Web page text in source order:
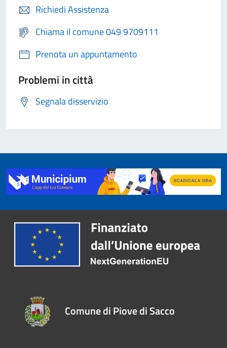
Richiedi Assistenza
Chiama il comune 049 9709111
Prenota un appuntamento
Problemi in città
Segnala disservizio
Comune di Piove di Sacco